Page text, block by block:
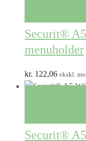
Securit®
menuholder
kr. 122,06 ekskl.
Securit®